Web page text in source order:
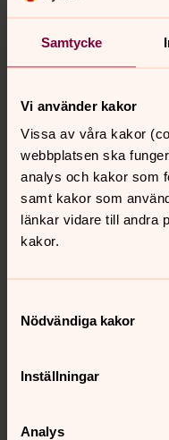
Samtycke
Vi använder kakor
Vissa av våra kakor
webbplatsen ska
analys och kakor som
samt kakor som
länkar vidare till andra
kakor.
Nödvändiga kakor
Inställningar
Analys
Stöd till människor
Stöd inom vård,
Bidra till Svenska
katastrofer, men
biståndsprojekt.
https://
anledningar
Senast ändrad 26
Synpunkter eller